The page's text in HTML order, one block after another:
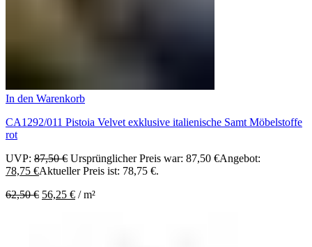
In den Warenkorb
CA1292/011 Pistoia Velvet exklusive italienische Samt Möbelstoffe
rot
UVP: 87,50€ Ursprünglicher Preis war: 87,50 €Angebot:
78,75 €Aktueller Preis ist: 78,75 €.
62,50€ 56,25 € /m²